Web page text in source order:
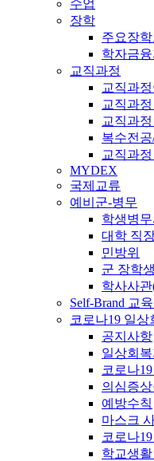
수업
장학
주요장학
학자금융
교직과정
교직과
교직과
교직과
복수전
교직과
MYDEX
국제교류
예비군-병무
학생병
대학 직
민방위
군 장학
학사사
Self-Brand 교
코로나19 일
공지사항
일상회
코로나
의심증
예방수칙
마스크
코로나
학교생